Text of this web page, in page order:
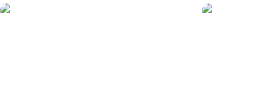
사랑하는 대상을 만나고 영향을 받아 변화하는 과정을 통해